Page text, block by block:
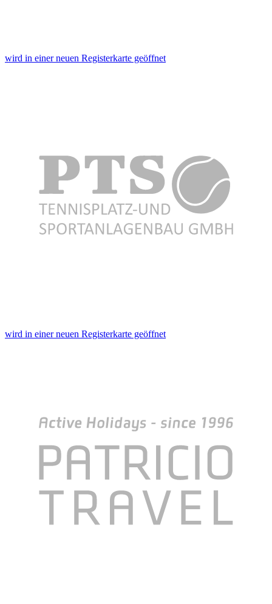
wird in einer neuen Registerkarte geöffnet
wird in einer neuen Registerkarte geöffnet